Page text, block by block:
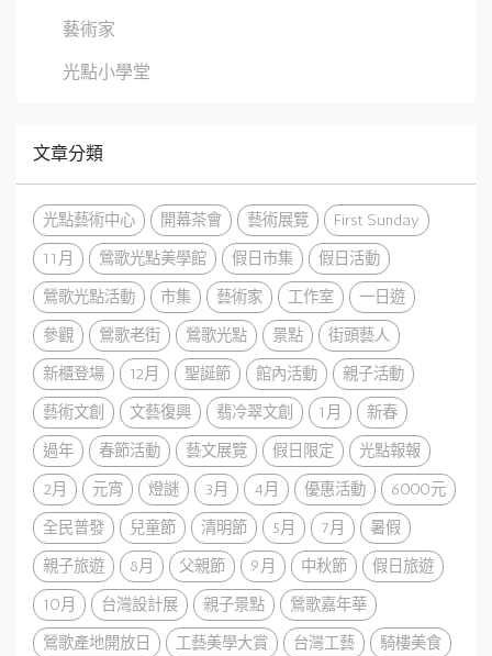
藝術家
光點小學堂
文章分類
光點藝術中心 開幕茶會 藝術展覽
First Sunday
11月
鶯歌光點美學館 假日市集
假日活動
鶯歌光點活動
市集 藝術家 工作室
一日遊
參觀
鶯歌老街 鶯歌光點 景點
街頭藝人
新櫃登場
12月 聖誕節 館內活動
親子活動
藝術文創
文藝復興 翡冷翠文創 1月
新春
過年
春節活動 藝文展覽 假日限定
光點報報
2月
元宵 燈謎 3月 4月 優惠活動
6000元
全民普發
兒童節 清明節 5月 7月
暑假
親子旅遊
8月 父親節 9月 中秋節
假日旅遊
10月
台灣設計展 親子景點
鶯歌嘉年華
鶯歌產地開放日
工藝美學大賞 台灣工藝
騎樓美食